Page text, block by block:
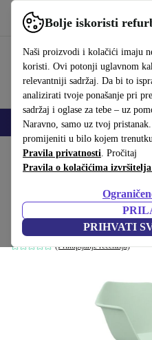
Bolje iskoristi
Naši proizvodi i kolačići imaju
koristi. Ovi potonji uglavnom
relevantniji sadržaj. Da bi to
analizirati tvoje ponašanje pri
sadržaj i oglase za tebe – uz
Naravno, samo uz tvoj
promijeniti u bilo kojem
Pravila privatnosti. Pročitaj
Pravila o kolačićima
PRIHVATI
Koristi refurbed brzo i jednostavno
Mobiteli Prijenosna računala
Početna stranica Proizvodi Kućanstvo
Gala SO0723
Step 68118
Zelena
(Prikupljanje recenzija)